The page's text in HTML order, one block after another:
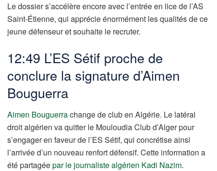
Le dossier s’accélère encore avec l’entrée en lice de l’AS
Saint-Étienne, qui apprécie énormément les qualités de ce
jeune défenseur et souhaite le recruter.
12:49 L’ES Sétif proche de
conclure la signature d’Aimen
Bouguerra
Aimen Bouguerrachange de club en Algérie. Le latéral
droit algérien va quitter le Mouloudia Club d’Alger pour
s’engager en faveur de l’ES Sétif, qui concrétise ainsi
l’arrivée d’un nouveau renfort défensif. Cette information a
été partagéepar le journaliste algérien Kadi Nazim.